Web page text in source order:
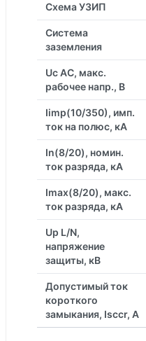
Схема УЗИП
Система
заземления
Uc AC, макс.
рабочее напр., В
Iimp(10/350), имп.
ток на полюс, кА
In(8/20), номин.
ток разряда, кА
Imax(8/20), макс.
ток разряда, кА
Up L/N,
напряжение
защиты, кВ
Допустимый ток
короткого
замыкания, Isccr, А